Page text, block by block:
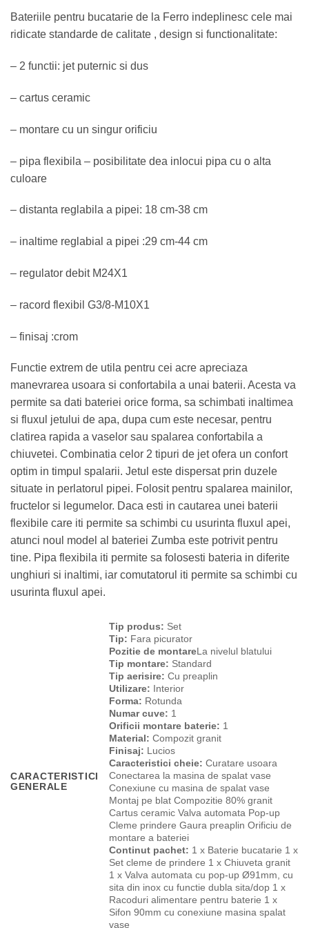
Bateriile pentru bucatarie de la Ferro indeplinesc cele mai
ridicate standarde de calitate , design si functionalitate:
– 2 functii: jet puternic si dus
– cartus ceramic
– montare cu un singur orificiu
– pipa flexibila – posibilitate dea inlocui pipa cu o alta
culoare
– distanta reglabila a pipei: 18 cm-38 cm
– inaltime reglabial a pipei :29 cm-44 cm
– regulator debit M24X1
– racord flexibil G3/8-M10X1
– finisaj :crom
Functie extrem de utila pentru cei acre apreciaza
manevrarea usoara si confortabila a unai baterii. Acesta va
permite sa dati bateriei orice forma, sa schimbati inaltimea
si fluxul jetului de apa, dupa cum este necesar, pentru
clatirea rapida a vaselor sau spalarea confortabila a
chiuvetei. Combinatia celor 2 tipuri de jet ofera un confort
optim in timpul spalarii. Jetul este dispersat prin duzele
situate in perlatorul pipei. Folosit pentru spalarea mainilor,
fructelor si legumelor. Daca esti in cautarea unei baterii
flexibile care iti permite sa schimbi cu usurinta fluxul apei,
atunci noul model al bateriei Zumba este potrivit pentru
tine. Pipa flexibila iti permite sa folosesti bateria in diferite
unghiuri si inaltimi, iar comutatorul iti permite sa schimbi cu
usurinta fluxul apei.
CARACTERISTICI
GENERALE
Tip produs: Set
Tip: Fara picurator
Pozitie de montareLa nivelul blatului
Tip montare: Standard
Tip aerisire:Cu preaplin
Utilizare: Interior
Forma: Rotunda
Numar cuve: 1
Orificii montare baterie: 1
Material:Compozit granit
Finisaj: Lucios
Caracteristici cheie:Curatare usoara
Conectarea la masina de spalat vase
Conexiune cu masina de spalat vase
Montaj pe blat Compozitie 80% granit
Cartus ceramic Valva automata Pop-up
Cleme prindere Gaura preaplin Orificiu de
montare a bateriei
Continut pachet: 1 x Baterie bucatarie 1 x
Set cleme de prindere 1 x Chiuveta granit
1 x Valva automata cu pop-up Ø91mm, cu
sita din inox cu functie dubla sita/dop 1 x
Racoduri alimentare pentru baterie 1 x
Sifon 90mm cu conexiune masina spalat
vase